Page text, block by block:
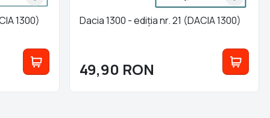
1300) Dacia 1300 - ediția nr. 21 (DACIA 1300)
49,90 RON